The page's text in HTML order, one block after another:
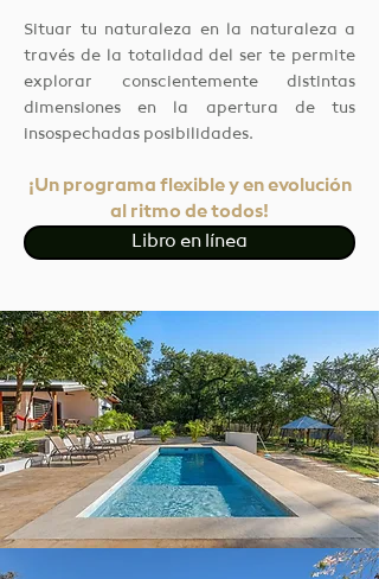
Situar tu naturaleza en la naturaleza a
través de la totalidad del ser te permite
explorar conscientemente distintas
dimensiones en la apertura de tus
insospechadas posibilidades.
¡Un programa flexible y en evolución
al ritmo de todos!
Libro en línea